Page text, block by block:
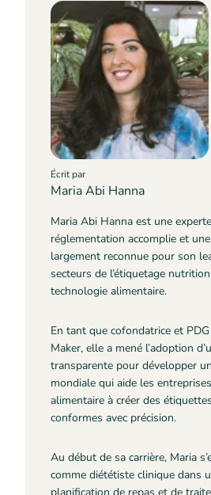
Écrit par
Maria Abi Hanna
Maria Abi Hanna est une
réglementation accomplie et
largement reconnue pour son
secteurs de l’étiquetage
technologie alimentaire.
En tant que cofondatrice et
Maker, elle a mené l’adoption
transparente pour développer
mondiale qui aide les
alimentaire à créer des
conformes avec précision.
Au début de sa carrière, Maria
comme diététiste clinique dans